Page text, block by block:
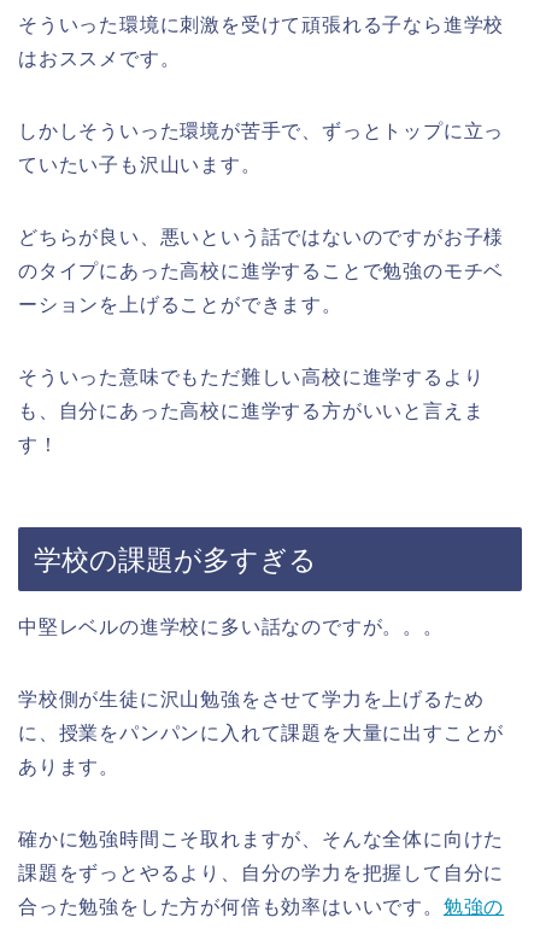
そういった環境に刺激を受けて頑張れる子なら進学校
はおススメです。
しかしそういった環境が苦手で、ずっとトップに立っ
ていたい子も沢山います。
どちらが良い、悪いという話ではないのですがお子様
のタイプにあった高校に進学することで勉強のモチベ
ーションを上げることができます。
そういった意味でもただ難しい高校に進学するより
も、自分にあった高校に進学する方がいいと言えま
す！
学校の課題が多すぎる
中堅レベルの進学校に多い話なのですが。。。
学校側が生徒に沢山勉強をさせて学力を上げるため
に、授業をパンパンに入れて課題を大量に出すことが
あります。
確かに勉強時間こそ取れますが、そんな全体に向けた
課題をずっとやるより、自分の学力を把握して自分に
合った勉強をした方が何倍も効率はいいです。 勉強の